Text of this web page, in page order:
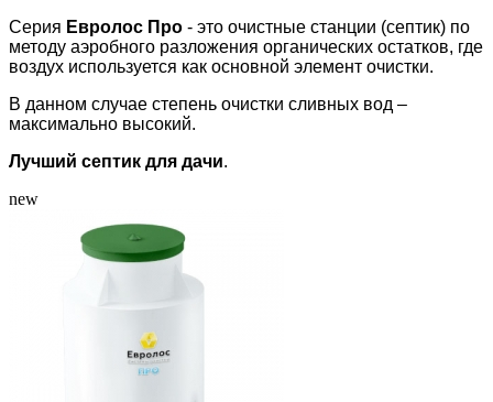
Серия Евролос Про - это очистные станции (септик) по
методу аэробного разложения органических остатков, где
воздух используется как основной элемент очистки.
В данном случае степень очистки сливных вод –
максимально высокий.
Лучший септик для дачи.
new